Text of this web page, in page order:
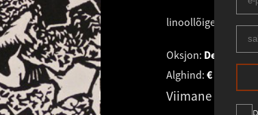
linoollõige 15.0 ×
Oksjon: Debora
Alghind: €
Viimane